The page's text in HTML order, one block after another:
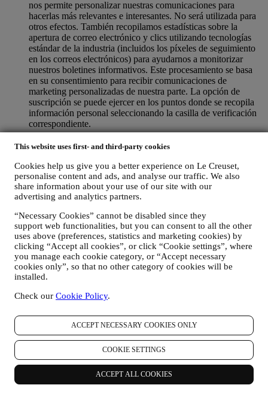
This website uses first- and third-party cookies
Cookies help us give you a better experience on Le Creuset,
personalise content and ads, and analyse our traffic. We also
share information about your use of our site with our
advertising and analytics partners.
“Necessary Cookies” cannot be disabled since they
support web functionalities, but you can consent to all the other
uses above (preferences, statistics and marketing cookies) by
clicking “Accept all cookies”, or click “Cookie settings”, where
you manage each cookie category, or “Accept necessary
cookies only”, so that no other category of cookies will be
installed.
Check our Cookie Policy.
ACCEPT NECESSARY COOKIES ONLY
COOKIE SETTINGS
ACCEPT ALL COOKIES
nos permite personalizar nuestras comunicaciones para
hacerlas más relevantes e interesantes. No será utilizada para
otros efectos. También recopilamos estadísticas sobre la
apertura de correo electrónico y clics utilizando tecnologías
estándar de la industria (incluidos los píxeles de seguimiento
en los correos electrónicos) para ayudarnos a monitorizar
nuestros boletines informativos. Este procesamiento se basa
en su consentimiento para recibir comunicaciones de
marketing personalizadas de nuestra parte. La opción de
suscripción se puede ejercer en los puntos donde se recopila
información personal seleccionando la casilla de verificación
correspondiente.
Exclusión voluntaria: Puede dejar de recibir nuestras
momento, de forma gratuita, a través de los métodos que se
muestran como parte de la comunicación (por ejemplo, para darse de
baja de la newsletter puede hacer clic en el enlace para darse de baja
que aparece en la parte inferior de cada correo electrónico). En
actividades de marketing, envíenos un correo electrónico a
privacy@lecreuset.com. Procesaremos su exclusión lo antes posible,
pero en algunas circunstancias puede recibir algunos mensajes más
hasta que la exclusión se procese por completo.Por favor,
recuerde que no pasamos ni vendemos sus datos de contacto y
otros datos personales a otras empresas para sus fines de
enviar un correo electrónico solicitando la opinión sobre sus
productos. Estamos interesados en las opiniones de los productos de
nuestros clientes (si desean proporcionar dicha información) para
mejorar constantemente nuestros productos y servicios. Al final del
proceso de compra, también podemos invitarle a escribir su opinión
del producto. La opinión no es obligatoria, y usted es libre de
enviarla o no.